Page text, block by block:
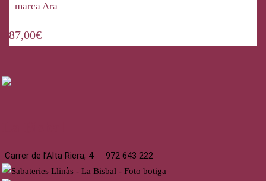
marca Ara
87,00€
Carrer de l’Alta Riera, 4 972 643 222